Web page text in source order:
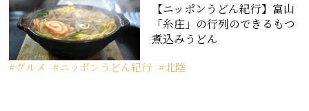
【ニッポンうどん紀行】富山
「糸庄」の行列のできるもつ
煮込みうどん
グルメ ニッポンうどん紀行 北陸